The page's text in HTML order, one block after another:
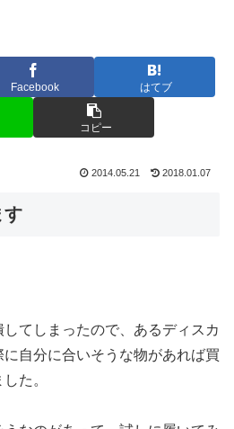
Facebook はてブ
コピー
2014.05.21 2018.01.07
す
てしまったので、あるディスカ
自分に合いそうな物があれば買
た。